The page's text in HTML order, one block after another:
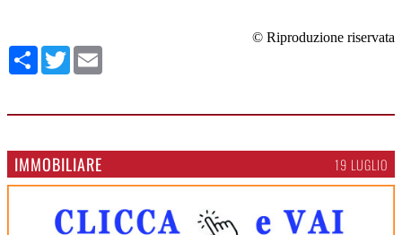
© Riproduzione riservata
Condividi
Twitter
IMMOBILIARE 19 LUGLIO